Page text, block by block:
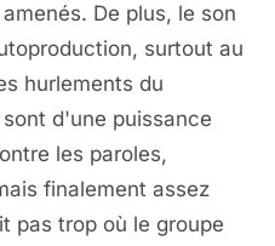
De plus, le son
surtout au
hurlements du
d'une puissance
les paroles,
finalement assez
pas trop où le groupe